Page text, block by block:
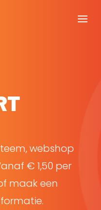
webshop
€ 1,50 per
maak een